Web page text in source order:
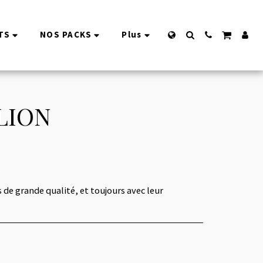
NOS PACKS Plus
grande qualité, et toujours avec leur